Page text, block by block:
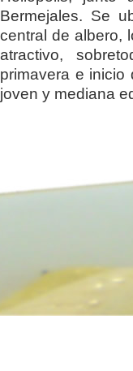
Bermejales. Se
central de albero,
atractivo,
primavera e
joven y mediana